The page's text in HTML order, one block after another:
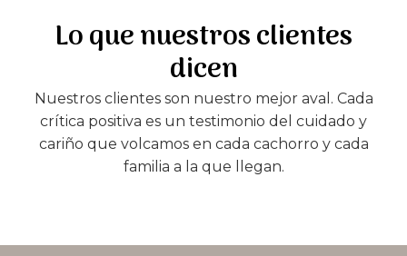
Lo que nuestros clientes
dicen
Nuestros clientes son nuestro mejor aval. Cada
crítica positiva es un testimonio del cuidado y
cariño que volcamos en cada cachorro y cada
familia a la que llegan.